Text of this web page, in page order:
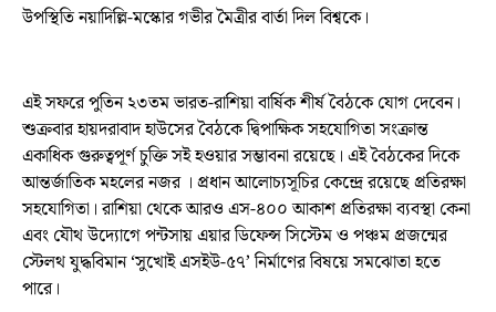
উপস্থিতি নয়াদিল্লি-মস্কোর গভীর মৈত্রীর বার্তা দিল বিশ্বকে।
এই সফরে পুতিন ২৩তম ভারত-রাশিয়া বার্ষিক শীর্ষ বৈঠকে যোগ দেবেন।
শুক্রবার হায়দরাবাদ হাউসের বৈঠকে দ্বিপাক্ষিক সহযোগিতা সংক্রান্ত
একাধিক গুরুত্বপূর্ণ চুক্তি সই হওয়ার সম্ভাবনা রয়েছে। এই বৈঠকের দিকে
আন্তর্জাতিক মহলের নজর । প্রধান আলোচ্যসূচির কেন্দ্রে রয়েছে প্রতিরক্ষা
সহযোগিতা। রাশিয়া থেকে আরও এস-৪০০ আকাশ প্রতিরক্ষা ব্যবস্থা কেনা
এবং যৌথ উদ্যোগে পন্টসায় এয়ার ডিফেন্স সিস্টেম ও পঞ্চম প্রজন্মের
স্টেলথ যুদ্ধবিমান ‘সুখোই এসইউ-৫৭’ নির্মাণের বিষয়ে সমঝোতা হতে
পারে।